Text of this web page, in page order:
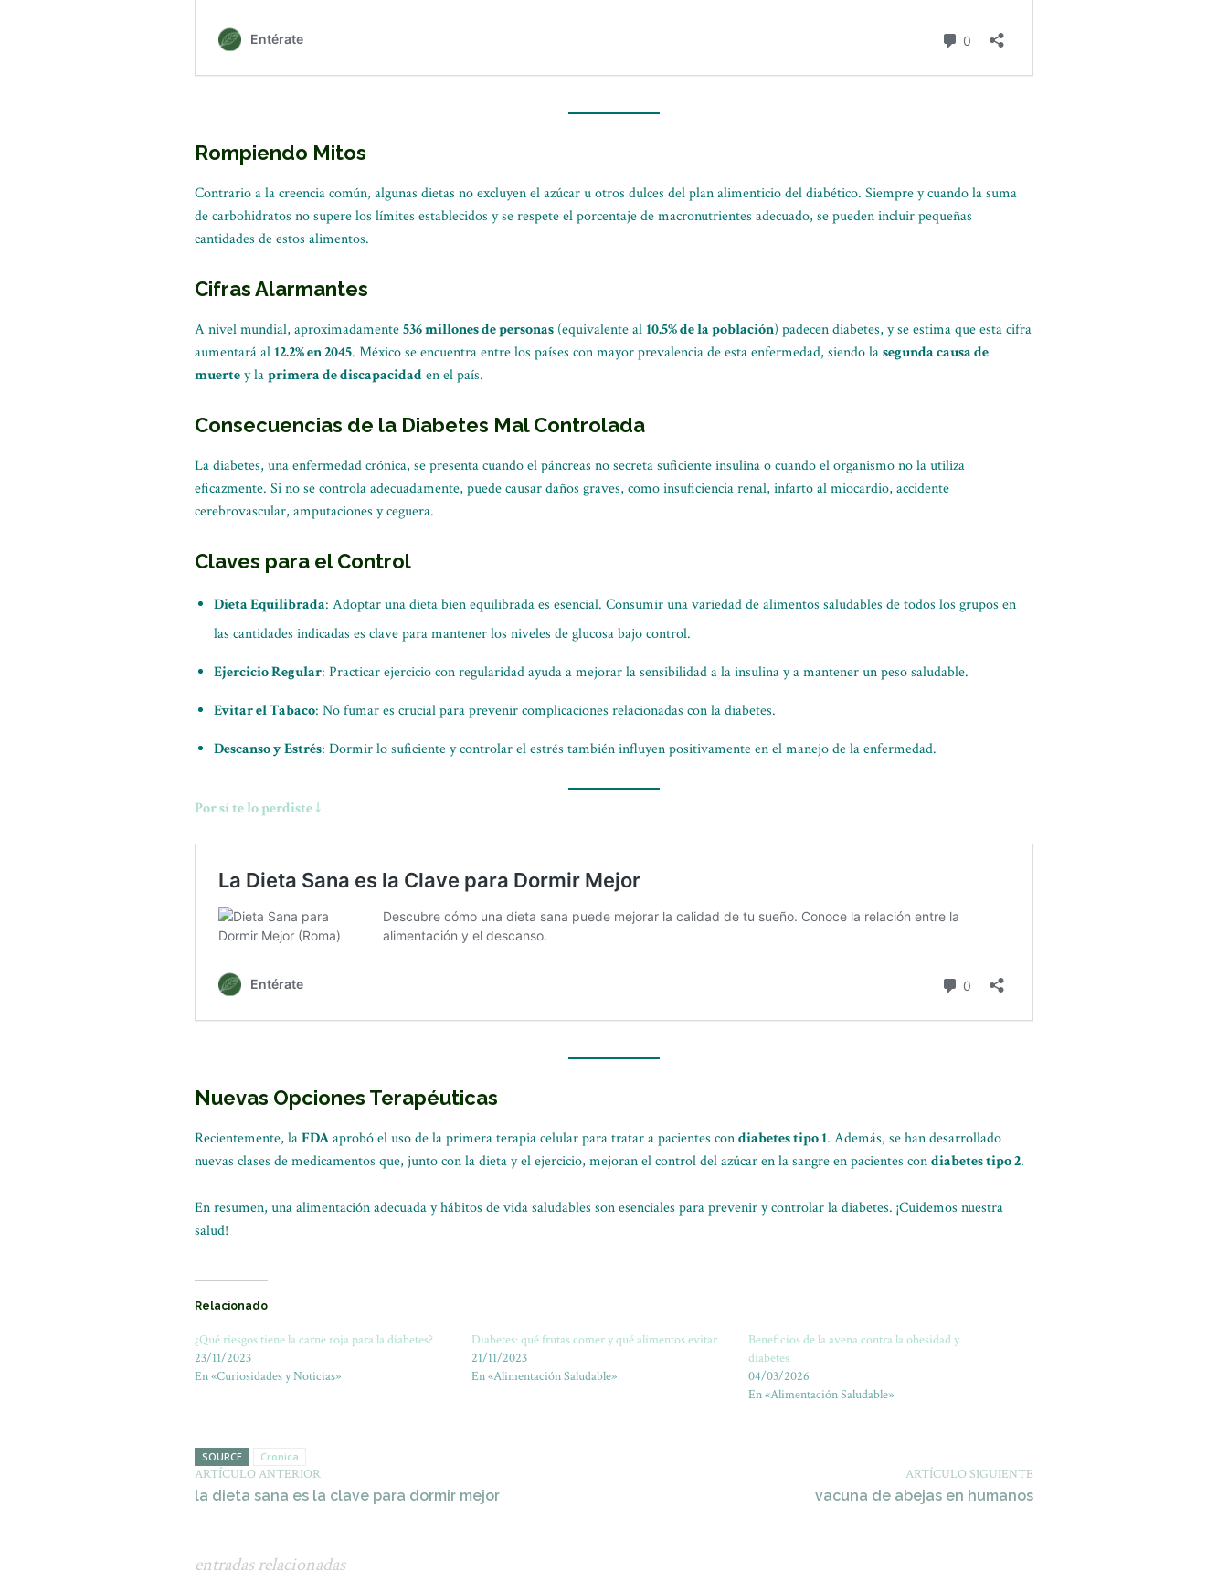
Rompiendo Mitos
Contrario a la creencia común, algunas dietas no excluyen el azúcar u otros dulces del plan alimenticio del diabético. Siempre y cuando la suma
de carbohidratos no supere los límites establecidos y se respete el porcentaje de macronutrientes adecuado, se pueden incluir pequeñas
cantidades de estos alimentos.
Cifras Alarmantes
A nivel mundial, aproximadamente536 millones de personas (equivalente al10.5% de la población) padecen diabetes, y se estima que esta cifra
aumentará al12.2% en 2045. México se encuentra entre los países con mayor prevalencia de esta enfermedad, siendo lasegunda causa de
muertey laprimera de discapacidaden el país.
Consecuencias de la Diabetes Mal Controlada
La diabetes, una enfermedad crónica, se presenta cuando el páncreas no secreta suficiente insulina o cuando el organismo no la utiliza
eficazmente. Si no se controla adecuadamente, puede causar daños graves, como insuficiencia renal, infarto al miocardio, accidente
cerebrovascular, amputaciones y ceguera.
Claves para el Control
Dieta Equilibrada: Adoptar una dieta bien equilibrada es esencial. Consumir una variedad de alimentos saludables de todos los grupos en
las cantidades indicadas es clave para mantener los niveles de glucosa bajo control.
Ejercicio Regular: Practicar ejercicio con regularidad ayuda a mejorar la sensibilidad a la insulina y a mantener un peso saludable.
Evitar el Tabaco: No fumar es crucial para prevenir complicaciones relacionadas con la diabetes.
Descanso y Estrés: Dormir lo suficiente y controlar el estrés también influyen positivamente en el manejo de la enfermedad.
Por sí te lo perdiste ↓
Nuevas Opciones Terapéuticas
Recientemente, laFDAaprobó el uso de la primera terapia celular para tratar a pacientes condiabetes tipo 1. Además, se han desarrollado
nuevas clases de medicamentos que, junto con la dieta y el ejercicio, mejoran el control del azúcar en la sangre en pacientes condiabetes tipo 2.
En resumen, una alimentación adecuada y hábitos de vida saludables son esenciales para prevenir y controlar la diabetes. ¡Cuidemos nuestra
salud!
Relacionado
¿Qué riesgos tiene la carne roja para la diabetes?
23/11/2023
En «Curiosidades y Noticias»
Diabetes: qué frutas comer y qué alimentos evitar
21/11/2023
En «Alimentación Saludable»
Beneficios de la avena contra la obesidad y
diabetes
04/03/2026
En «Alimentación Saludable»
SOURCE Cronica
ARTÍCULO ANTERIOR
la dieta sana es la clave para dormir mejor
ARTÍCULO SIGUIENTE
vacuna de abejas en humanos
entradas relacionadas